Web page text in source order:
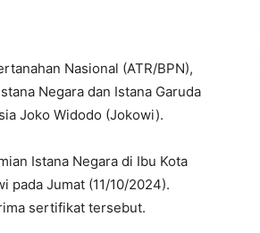
Nasional (ATR/BPN),
Negara dan Istana Garuda
Joko Widodo (Jokowi).
Istana Negara di Ibu Kota
pada Jumat (11/10/2024).
sertifikat tersebut.